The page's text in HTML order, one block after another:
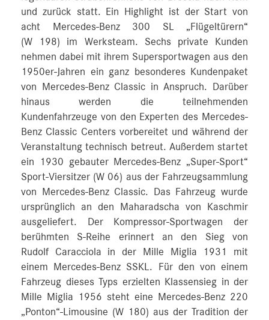
und zurück statt. Ein Highlight ist der Start von
acht Mercedes-Benz 300 SL „Flügeltürern“
(W 198) im Werksteam. Sechs private Kunden
nehmen dabei mit ihrem Supersportwagen aus den
1950er-Jahren ein ganz besonderes Kundenpaket
von Mercedes-Benz Classic in Anspruch. Darüber
hinaus werden die teilnehmenden
Kundenfahrzeuge von den Experten des Mercedes-
Benz Classic Centers vorbereitet und während der
Veranstaltung technisch betreut. Außerdem startet
ein 1930 gebauter Mercedes-Benz „Super-Sport“
Sport-Viersitzer (W 06) aus der Fahrzeugsammlung
von Mercedes-Benz Classic. Das Fahrzeug wurde
ursprünglich an den Maharadscha von Kaschmir
ausgeliefert. Der Kompressor-Sportwagen der
berühmten S-Reihe erinnert an den Sieg von
Rudolf Caracciola in der Mille Miglia 1931 mit
einem Mercedes-Benz SSKL. Für den von einem
Fahrzeug dieses Typs erzielten Klassensieg in der
Mille Miglia 1956 steht eine Mercedes-Benz 220
„Ponton“-Limousine (W 180) aus der Tradition der